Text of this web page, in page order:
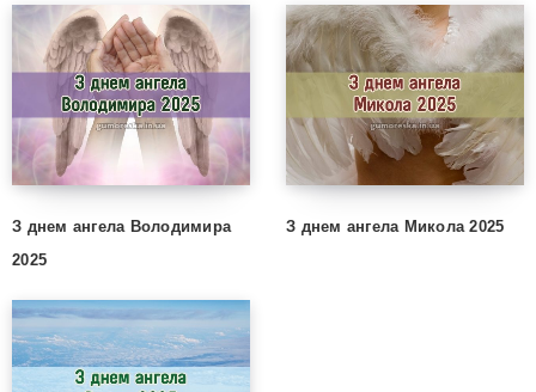
З днем ангела Володимира
2025
З днем ангела Микола 2025